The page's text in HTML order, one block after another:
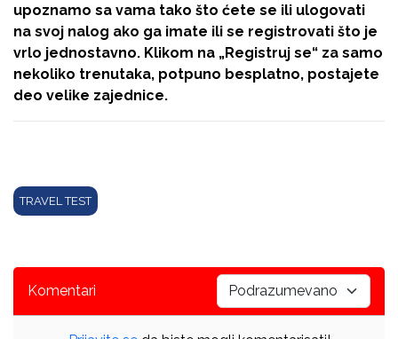
upoznamo sa vama tako što ćete se ili ulogovati
na svoj nalog ako ga imate ili se registrovati što je
vrlo jednostavno. Klikom na „Registruj se“ za samo
nekoliko trenutaka, potpuno besplatno, postajete
deo velike zajednice.
TRAVEL TEST
Komentari